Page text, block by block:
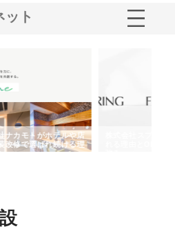
ット
選ば
造の
桑木給食株式会社が福山市で選
ばれる手作り弁当配達の理由